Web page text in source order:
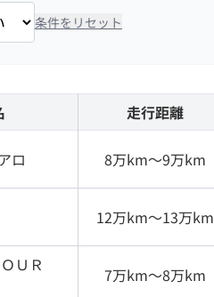
条件をリセット
走行距離
ロ 8万km〜9万km
12万km〜13万km
ＵＲ
7万km〜8万km